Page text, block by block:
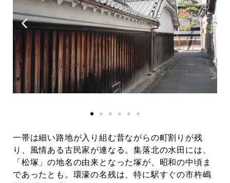
一帯は細い路地が入り組む昔ながらの町割りが残
り、風情ある古民家が連なる。集落北の水田には、
「松塚」の地名の由来となった塚が、昭和の中頃ま
であったとも。環濠の名残は、特に駅すぐの市杵嶋